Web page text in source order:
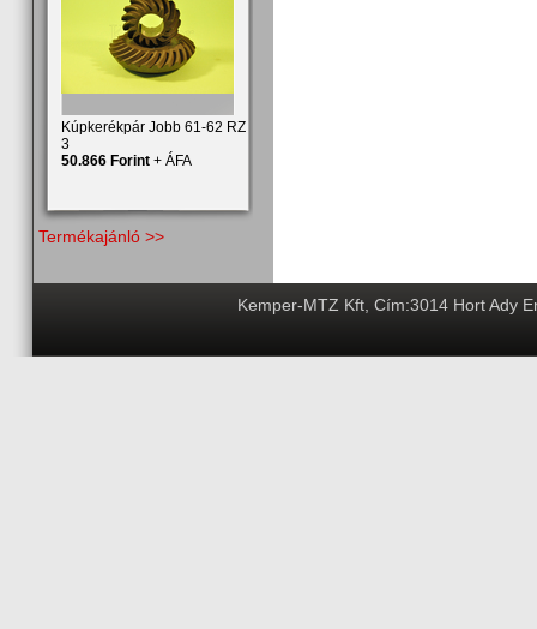
Kúpkerékpár Jobb 61-62 RZ
3
50.866 Forint + ÁFA
Termékajánló >>
Kemper-MTZ Kft, Cím:3014 Hort Ady